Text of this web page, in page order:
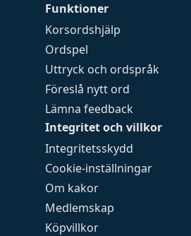
Funktioner
Korsordshjälp
Ordspel
Uttryck och ordspråk
Föreslå nytt ord
Lämna feedback
Integritet och villkor
Integritetsskydd
Cookie-inställningar
Om kakor
Medlemskap
Köpvillkor